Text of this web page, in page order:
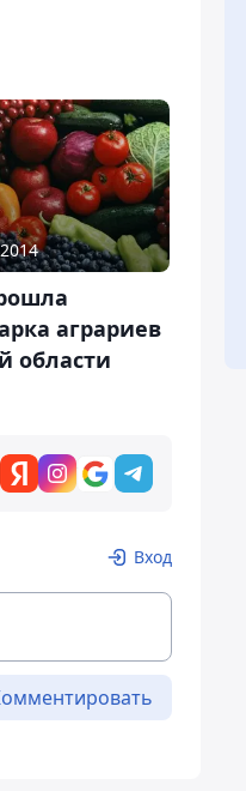
аграриев
области
Вход